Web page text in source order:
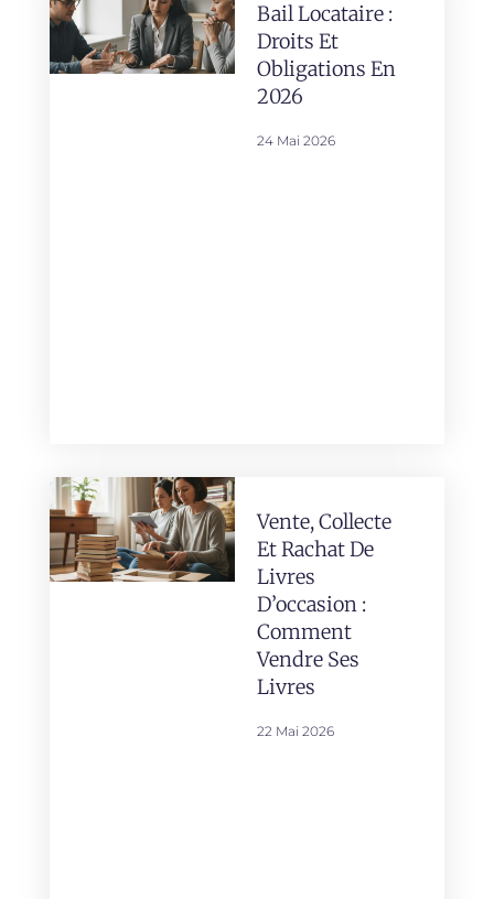
Bail Locataire :
Droits Et
Obligations En
2026
24 Mai 2026
Vente, Collecte
Et Rachat De
Livres
D’occasion :
Comment
Vendre Ses
Livres
22 Mai 2026